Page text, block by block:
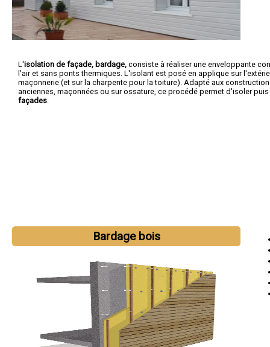
L'isolation de façade, bardage, consiste à réaliser une enveloppante
l'air et sans ponts thermiques. L'isolant est posé en applique sur
maçonnerie (et sur la charpente pour la toiture). Adapté aux
anciennes, maçonnées ou sur ossature, ce procédé permet d'isoler
façades.
Bardage bois